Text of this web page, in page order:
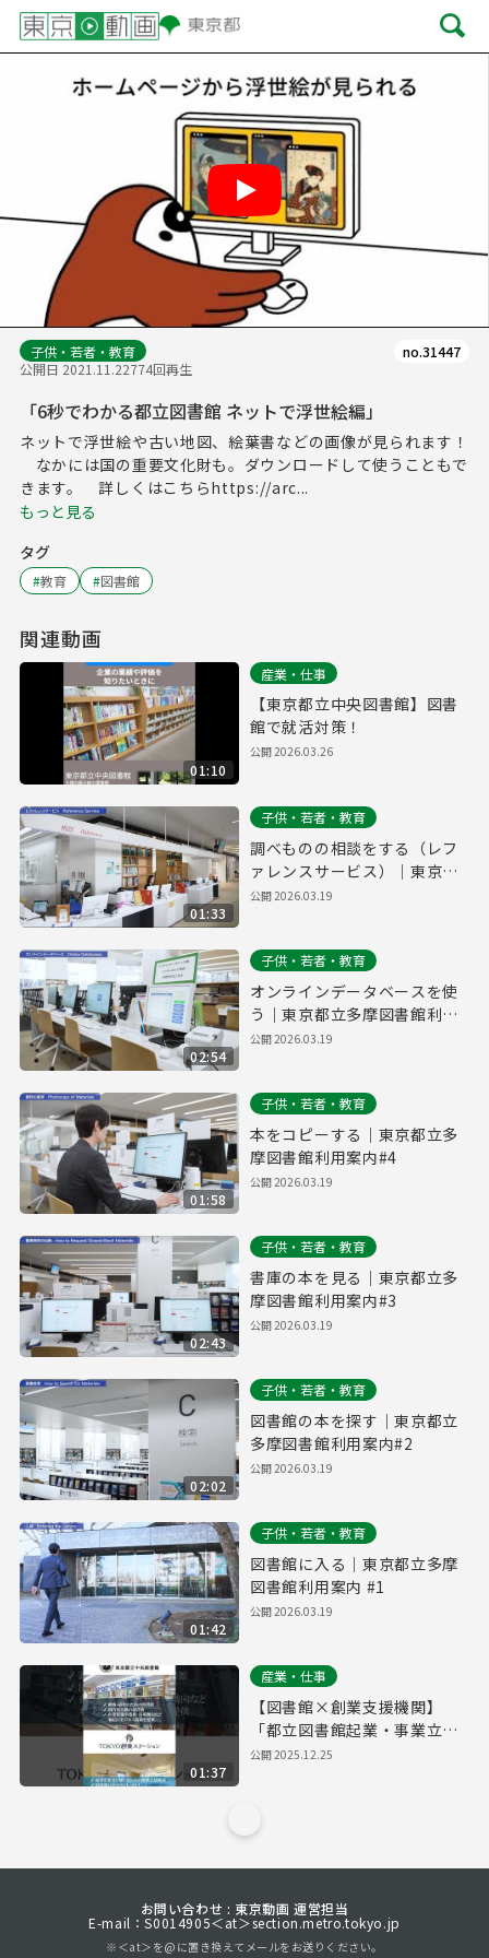
子供・若者・教育
公開日 2021.11.22774回再生
no.31447
「6秒でわかる都立図書館 ネットで浮世絵編」
ネットで浮世絵や古い地図、絵葉書などの画像が見られます！
なかには国の重要文化財も。ダウンロードして使うこともで
きます。 詳しくはこちらhttps://arc...
もっと見る
タグ
#教育 #図書館
関連動画
01:10
産業・仕事
【東京都立中央図書館】図書
館で就活対策！
公開2026.03.26
01:33
子供・若者・教育
調べものの相談をする（レフ
ァレンスサービス）｜東京都
立多摩図書館利用案内#6
公開2026.03.19
02:54
子供・若者・教育
オンラインデータベースを使
う｜東京都立多摩図書館利用
案内#5
公開2026.03.19
01:58
子供・若者・教育
本をコピーする｜東京都立多
摩図書館利用案内#4
公開2026.03.19
02:43
子供・若者・教育
書庫の本を見る｜東京都立多
摩図書館利用案内#3
公開2026.03.19
02:02
子供・若者・教育
図書館の本を探す｜東京都立
多摩図書館利用案内#2
公開2026.03.19
01:42
子供・若者・教育
図書館に入る｜東京都立多摩
図書館利用案内 #1
公開2026.03.19
01:37
産業・仕事
【図書館×創業支援機関】
「都立図書館起業・事業立案
ワークシート」でビジネスプ
公開2025.12.25
お問い合わせ : 東京動画 運営担当
E-mail：S0014905＜at＞section.metro.tokyo.jp
※＜at＞を@に置き換えてメールをお送りください。